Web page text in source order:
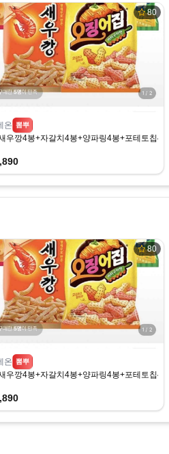
무료)
80
온 뽐뿌
우깡4봉+자갈치4봉+양파링4봉+포테토칩4
무료)
80
온 뽐뿌
우깡4봉+자갈치4봉+양파링4봉+포테토칩4